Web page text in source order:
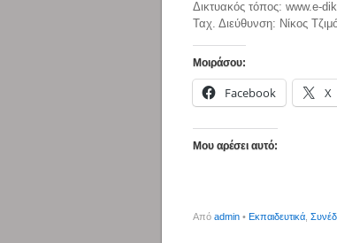
Δικτυακός τόπος: www.e-
Ταχ. Διεύθυνση: Νίκος
Μοιράσου:
Facebook X
Μου αρέσει αυτό:
Από admin • Εκπαιδευτικά